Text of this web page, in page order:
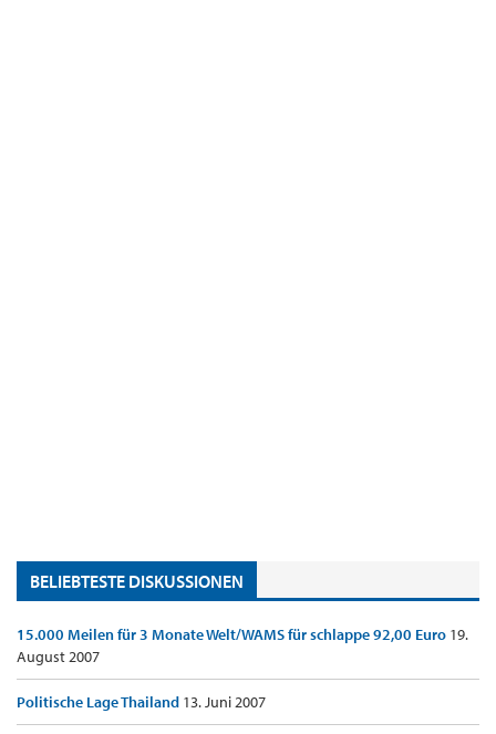
BELIEBTESTE DISKUSSIONEN
15.000 Meilen für 3 Monate Welt/WAMS für schlappe 92,00 Euro 19.
August 2007
Politische Lage Thailand 13. Juni 2007